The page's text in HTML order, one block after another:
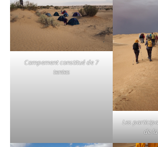
Campement constitué de 7
tentes
Les
de